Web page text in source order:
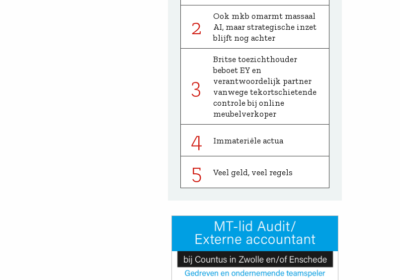
2
Ook mkb omarmt massaal
AI, maar strategische inzet
blijft nog achter
3
Britse toezichthouder
beboet EY en
verantwoordelijk partner
vanwege tekortschietende
controle bij online
meubelverkoper
4 Immateriële actua
5 Veel geld, veel regels